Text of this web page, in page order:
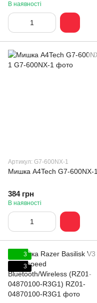
В наявності
Артикул: G7-600NX-1
Мишка A4Tech G7-600NX-1
384 грн
В наявності
3
3